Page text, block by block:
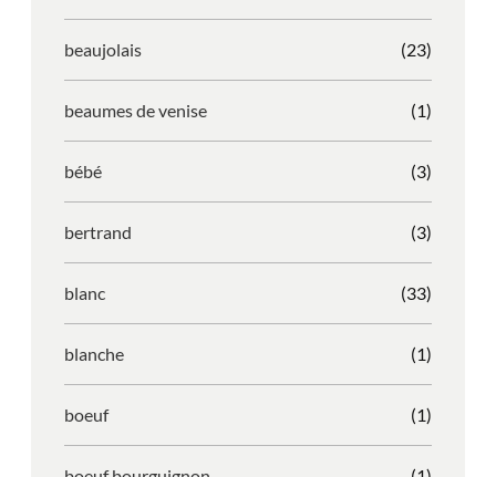
beaujolais (23)
beaumes de venise (1)
bébé (3)
bertrand (3)
blanc (33)
blanche (1)
boeuf (1)